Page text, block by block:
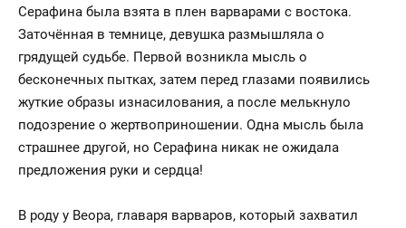
Серафина была взята в плен варварами с востока.
Заточённая в темнице, девушка размышляла о
грядущей судьбе. Первой возникла мысль о
бесконечных пытках, затем перед глазами появились
жуткие образы изнасилования, а после мелькнуло
подозрение о жертвоприношении. Одна мысль была
страшнее другой, но Серафина никак не ожидала
предложения руки и сердца!
В роду у Веора, главаря варваров, который захватил